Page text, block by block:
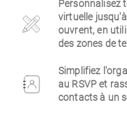
Personnalisez
virtuelle
ouvrent, en
des zones de
Simplifiez
au RSVP et
contacts à un